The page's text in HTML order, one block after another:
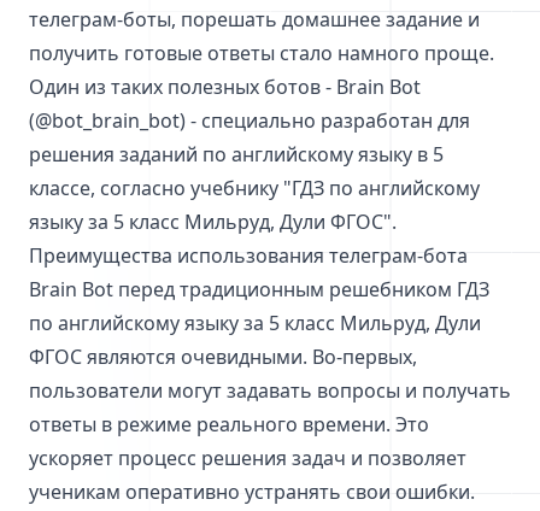
телеграм-боты, порешать домашнее задание и
получить готовые ответы стало намного проще.
Один из таких полезных ботов - Brain Bot
(@bot_brain_bot) - специально разработан для
решения заданий по английскому языку в 5
классе, согласно учебнику "ГДЗ по английскому
языку за 5 класс Мильруд, Дули ФГОС".
Преимущества использования телеграм-бота
Brain Bot перед традиционным решебником ГДЗ
по английскому языку за 5 класс Мильруд, Дули
ФГОС являются очевидными. Во-первых,
пользователи могут задавать вопросы и получать
ответы в режиме реального времени. Это
ускоряет процесс решения задач и позволяет
ученикам оперативно устранять свои ошибки.